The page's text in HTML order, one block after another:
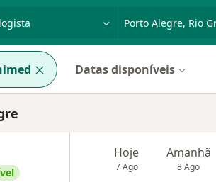
Datas disponíveis
Hoje
7 Ago
Amanhã
8 Ago